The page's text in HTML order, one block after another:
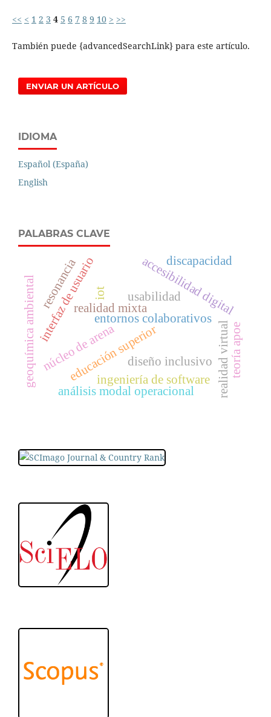
<< < 1 2 3 4 5 6 7 8 9 10 > >>
También puede {advancedSearchLink} para este artículo.
ENVIAR UN ARTÍCULO
IDIOMA
Español (España)
English
PALABRAS CLAVE
realidad mixta
educación superior
entornos colaborativos
realidad virtual
accesibilidad digital
ingeniería de software
diseño inclusivo
interfaz de usuario discapacidad
usabilidad
análisis modal operacional
resonancia
núcleo de arena
geoquímica ambiental teoría apoe
iot